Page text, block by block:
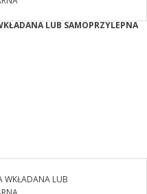
LUB SAMOPRZYLEPNA